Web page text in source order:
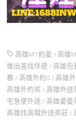
高雄MT約愛 / 高雄
雄出差找伴遊 / 高雄包
務 / 高雄外約S / 高雄
高雄外約茶 / 高雄外送
宅急便外送 / 高雄愛愛
高雄找高檔外送茶莊 /